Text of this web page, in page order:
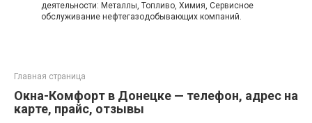
деятельности: Металлы, Топливо, Химия, Сервисное
обслуживание нефтегазодобывающих компаний.
Главная страница
Окна-Комфорт в Донецке — телефон, адрес на
карте, прайс, отзывы